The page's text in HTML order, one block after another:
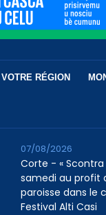
VOTRE RÉGION
Corte - «
samedi au profit
paroisse dans le
Festival Alti Casi
07/08/2026